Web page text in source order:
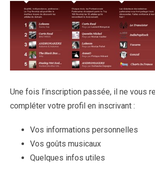
Une fois l’inscription passée, il ne vous
compléter votre profil en inscrivant :
Vos informations personnelles
Vos goûts musicaux
Quelques infos utiles